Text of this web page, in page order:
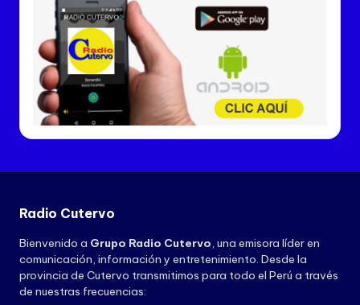
Radio Cutervo
Bienvenido a Grupo Radio Cutervo, una emisora líder en
comunicación, información y entretenimiento. Desde la
provincia de Cutervo transmitimos para todo el Perú a través
de nuestras frecuencias: